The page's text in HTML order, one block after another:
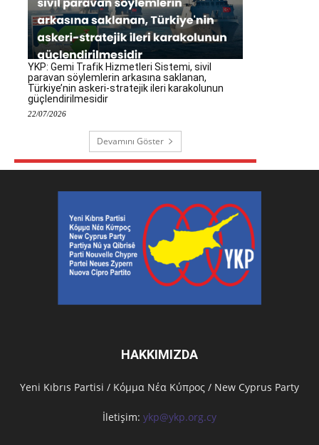
YKP: Gemi Trafik Hizmetleri Sistemi, sivil
paravan söylemlerin arkasına saklanan,
Türkiye’nin askeri-stratejik ileri karakolunun
güçlendirilmesidir
22/07/2026
Devamını Göster
HAKKIMIZDA
Υeni Kıbrıs Partisi / Κόμμα Νέα Κύπρος / New Cyprus Party
İletişim: ykp@ykp.org.cy